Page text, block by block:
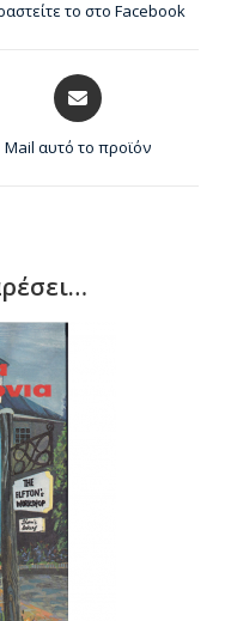
το στο Facebook
Mail αυτό το προϊόν